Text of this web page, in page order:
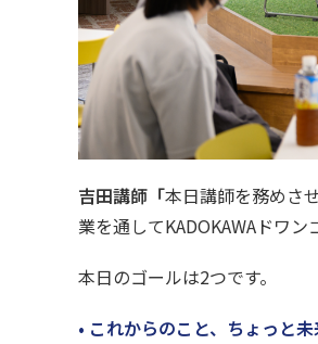
吉田講師「本日講師を務めさ
業を通してKADOKAWAドワ
本日のゴールは2つです。
• これからのこと、ちょっと